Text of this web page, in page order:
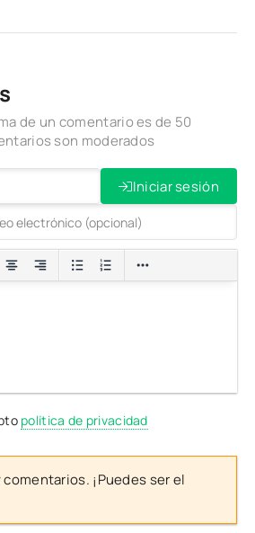
de un comentario es de 50
son moderados
Iniciar sesión
política de privacidad
¡Puedes ser el